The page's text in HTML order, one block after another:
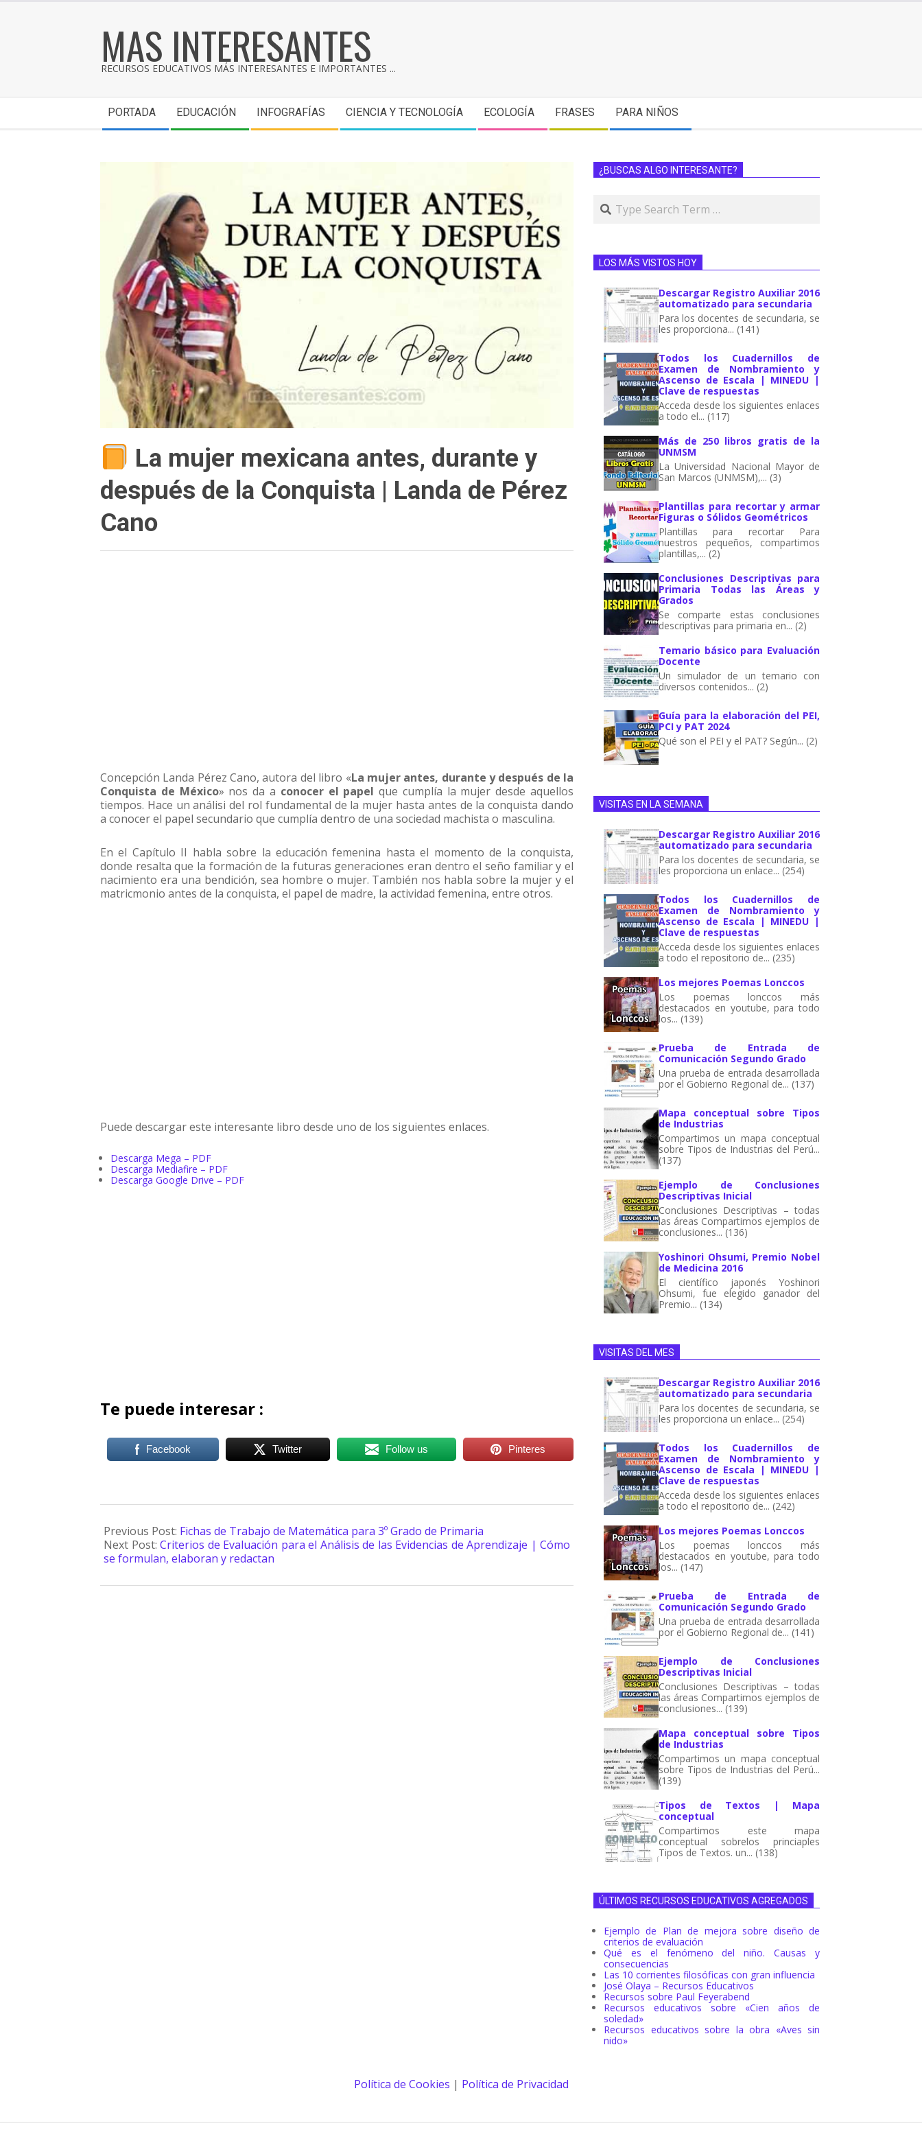
MAS INTERESANTES
RECURSOS EDUCATIVOS MÁS INTERESANTES E IMPORTANTES ...
PORTADA EDUCACIÓN INFOGRAFÍAS CIENCIA Y TECNOLOGÍA ECOLOGÍA FRASES PARA NIÑOS
La mujer mexicana antes, durante y
después de la Conquista | Landa de Pérez
Cano
Concepción Landa Pérez Cano, autora del libro «La mujer antes, durante y después de la
Conquista de México» nos da a conocer el papel que cumplía la mujer desde aquellos
tiempos. Hace un análisi del rol fundamental de la mujer hasta antes de la conquista dando
a conocer el papel secundario que cumplía dentro de una sociedad machista o masculina.
En el Capítulo II habla sobre la educación femenina hasta el momento de la conquista,
donde resalta que la formación de la futuras generaciones eran dentro el seño familiar y el
nacimiento era una bendición, sea hombre o mujer. También nos habla sobre la mujer y el
matricmonio antes de la conquista, el papel de madre, la actividad femenina, entre otros.
Puede descargar este interesante libro desde uno de los siguientes enlaces.
Descarga Mega – PDF
Descarga Mediafire – PDF
Descarga Google Drive – PDF
Te puede interesar :
Facebook Twitter Follow us Pinteres
Previous Post: Fichas de Trabajo de Matemática para 3º Grado de Primaria
Next Post: Criterios de Evaluación para el Análisis de las Evidencias de Aprendizaje | Cómo
se formulan, elaboran y redactan
¿BUSCAS ALGO INTERESANTE?
LOS MÁS VISTOS HOY
Descargar Registro Auxiliar 2016
automatizado para secundaria
Para los docentes de secundaria, se
les proporciona... (141)
Todos los Cuadernillos de
Examen de Nombramiento y
Ascenso de Escala | MINEDU |
Clave de respuestas
Acceda desde los siguientes enlaces
a todo el... (117)
Más de 250 libros gratis de la
UNMSM
La Universidad Nacional Mayor de
San Marcos (UNMSM),... (3)
Plantillas para recortar y armar
Figuras o Sólidos Geométricos
Plantillas para recortar Para
nuestros pequeños, compartimos
plantillas,... (2)
Conclusiones Descriptivas para
Primaria Todas las Áreas y
Grados
Se comparte estas conclusiones
descriptivas para primaria en... (2)
Temario básico para Evaluación
Docente
Un simulador de un temario con
diversos contenidos... (2)
Guía para la elaboración del PEI,
PCI y PAT 2024
Qué son el PEI y el PAT? Según... (2)
VISITAS EN LA SEMANA
Descargar Registro Auxiliar 2016
automatizado para secundaria
Para los docentes de secundaria, se
les proporciona un enlace... (254)
Todos los Cuadernillos de
Examen de Nombramiento y
Ascenso de Escala | MINEDU |
Clave de respuestas
Acceda desde los siguientes enlaces
a todo el repositorio de... (235)
Los mejores Poemas Lonccos
Los poemas lonccos más
destacados en youtube, para todo
los... (139)
Prueba de Entrada de
Comunicación Segundo Grado
Una prueba de entrada desarrollada
por el Gobierno Regional de... (137)
Mapa conceptual sobre Tipos
de Industrias
Compartimos un mapa conceptual
sobre Tipos de Industrias del Perú...
(137)
Ejemplo de Conclusiones
Descriptivas Inicial
Conclusiones Descriptivas – todas
las áreas Compartimos ejemplos de
conclusiones... (136)
Yoshinori Ohsumi, Premio Nobel
de Medicina 2016
El científico japonés Yoshinori
Ohsumi, fue elegido ganador del
Premio... (134)
VISITAS DEL MES
Descargar Registro Auxiliar 2016
automatizado para secundaria
Para los docentes de secundaria, se
les proporciona un enlace... (254)
Todos los Cuadernillos de
Examen de Nombramiento y
Ascenso de Escala | MINEDU |
Clave de respuestas
Acceda desde los siguientes enlaces
a todo el repositorio de... (242)
Los mejores Poemas Lonccos
Los poemas lonccos más
destacados en youtube, para todo
los... (147)
Prueba de Entrada de
Comunicación Segundo Grado
Una prueba de entrada desarrollada
por el Gobierno Regional de... (141)
Ejemplo de Conclusiones
Descriptivas Inicial
Conclusiones Descriptivas – todas
las áreas Compartimos ejemplos de
conclusiones... (139)
Mapa conceptual sobre Tipos
de Industrias
Compartimos un mapa conceptual
sobre Tipos de Industrias del Perú...
(139)
Tipos de Textos | Mapa
conceptual
Compartimos este mapa
conceptual sobrelos princiaples
Tipos de Textos. un... (138)
ÚLTIMOS RECURSOS EDUCATIVOS AGREGADOS
Ejemplo de Plan de mejora sobre diseño de
criterios de evaluación
Qué es el fenómeno del niño. Causas y
consecuencias
Las 10 corrientes filosóficas con gran influencia
José Olaya – Recursos Educativos
Recursos sobre Paul Feyerabend
Recursos educativos sobre «Cien años de
soledad»
Recursos educativos sobre la obra «Aves sin
nido»
Política de Cookies | Política de Privacidad